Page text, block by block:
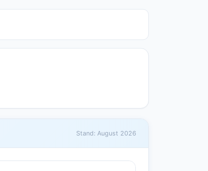
Stand: August 2026